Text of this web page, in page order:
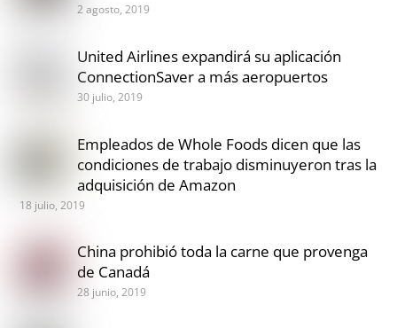
2 agosto, 2019
United Airlines expandirá su aplicación
ConnectionSaver a más aeropuertos
30 julio, 2019
Empleados de Whole Foods dicen que las
condiciones de trabajo disminuyeron tras la
adquisición de Amazon
18 julio, 2019
China prohibió toda la carne que provenga
de Canadá
28 junio, 2019